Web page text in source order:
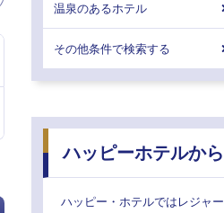
温泉のあるホテル
その他条件で検索する
ハッピーホテルから
ハッピー・ホテルではレジャー